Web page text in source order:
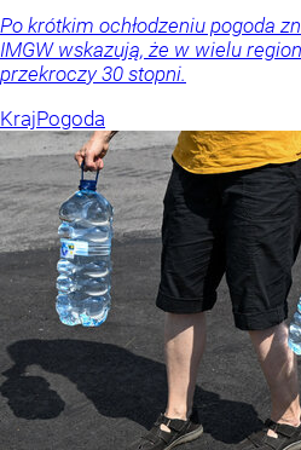
Po krótkim ochłodzeniu pogoda
IMGW wskazują, że w wielu
przekroczy 30 stopni.
KrajPogoda